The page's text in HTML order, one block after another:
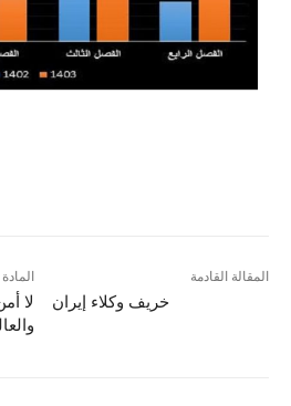
لا
المقالة القادمة
خريف وكلاء إيران